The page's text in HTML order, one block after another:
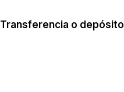
Transferencia o depósito